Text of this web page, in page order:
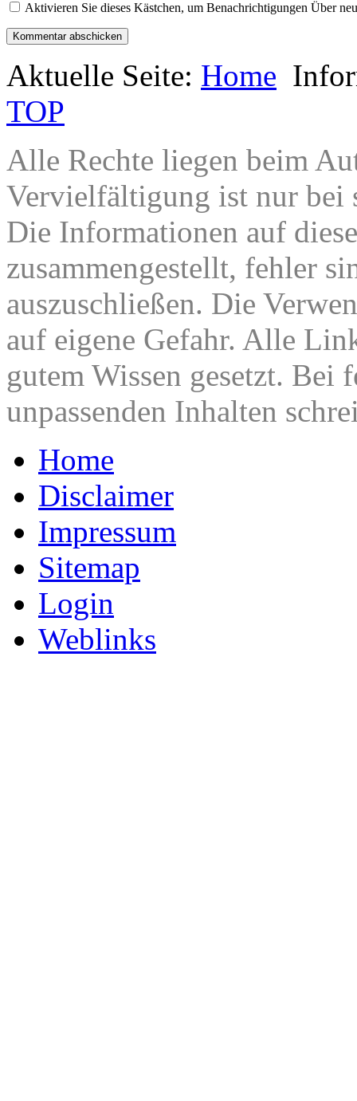
Aktivieren Sie dieses Kästchen, um Benachrichtigungen Über
Aktuelle Seite: Home
TOP
Alle Rechte liegen beim
Vervielfältigung ist nur bei
Die Informationen auf
zusammengestellt, fehler
auszuschließen. Die
auf eigene Gefahr. Alle
gutem Wissen gesetzt. Bei
unpassenden Inhalten
Home
Disclaimer
Impressum
Sitemap
Login
Weblinks